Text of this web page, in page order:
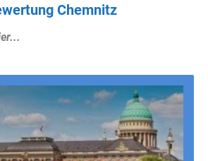
Chemnitz